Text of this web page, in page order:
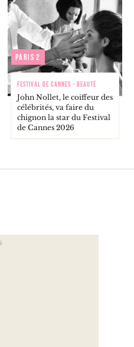
Paris 2
FESTIVAL DE CANNES - BEAUTÉ
John Nollet, le coiffeur des
célébrités, va faire du
chignon la star du Festival
de Cannes 2026